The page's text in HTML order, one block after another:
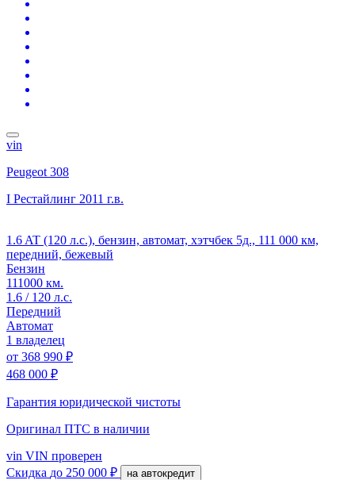
vin
Peugeot 308
I Рестайлинг 2011 г.в.
1.6 AT (120 л.с.), бензин, автомат, хэтчбек 5д., 111 000 км,
передний, бежевый
Бензин
111000 км.
1.6 / 120 л.с.
Передний
Автомат
1 владелец
от 368 990 ₽
468 000 ₽
Гарантия юридической чистоты
Оригинал ПТС в наличии
vin VIN проверен
Скидка до 250 000 ₽ на автокредит